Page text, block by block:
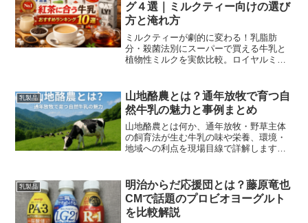
グ４選｜ミルクティー向けの選び
方と淹れ方
ミルクティーが劇的に変わる！乳脂肪
分・殺菌法別にスーパーで買える牛乳と
植物性ミルクを実飲比較。ロイヤルミル
かります。
乳製品
山地酪農とは？通年放牧で育つ自
然牛乳の魅力と事例まとめ
山地酪農とは何か、通年放牧・野草主体
の飼育法が生む牛乳の味や栄養、環境・
地域への利点を現場目線で詳解します。
ドです。
乳製品
明治からだ応援団とは？藤原竜也
CMで話題のプロビオヨーグルト
を比較解説